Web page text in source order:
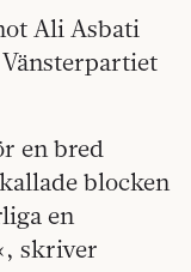
Ali Asbati
en bred
blocken
en
skriver